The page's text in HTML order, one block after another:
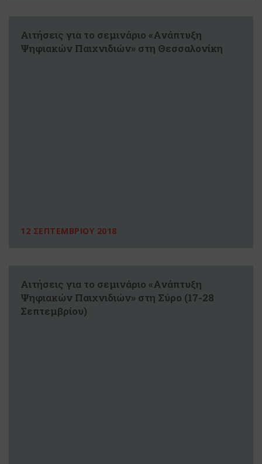
Αιτήσεις για το σεμινάριο «Ανάπτυξη
Ψηφιακών Παιχνιδιών» στη Θεσσαλονίκη
12 ΣΕΠΤΕΜΒΡΙΟΥ 2018
Αιτήσεις για το σεμινάριο «Ανάπτυξη
Ψηφιακών Παιχνιδιών» στη Σύρο (17-28
Σεπτεμβρίου)